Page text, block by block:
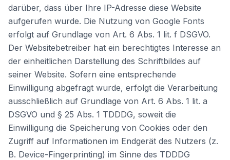
darüber, dass über Ihre IP-Adresse diese Website
aufgerufen wurde. Die Nutzung von Google Fonts
erfolgt auf Grundlage von Art. 6 Abs. 1 lit. f DSGVO.
Der Websitebetreiber hat ein berechtigtes Interesse an
der einheitlichen Darstellung des Schriftbildes auf
seiner Website. Sofern eine entsprechende
Einwilligung abgefragt wurde, erfolgt die Verarbeitung
ausschließlich auf Grundlage von Art. 6 Abs. 1 lit. a
DSGVO und § 25 Abs. 1 TDDDG, soweit die
Einwilligung die Speicherung von Cookies oder den
Zugriff auf Informationen im Endgerät des Nutzers (z.
B. Device-Fingerprinting) im Sinne des TDDDG